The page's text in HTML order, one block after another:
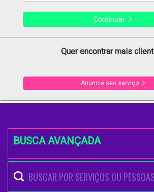
Continuar
Quer encontrar mais
Anuncie seu serviço
BUSCA AVANÇADA